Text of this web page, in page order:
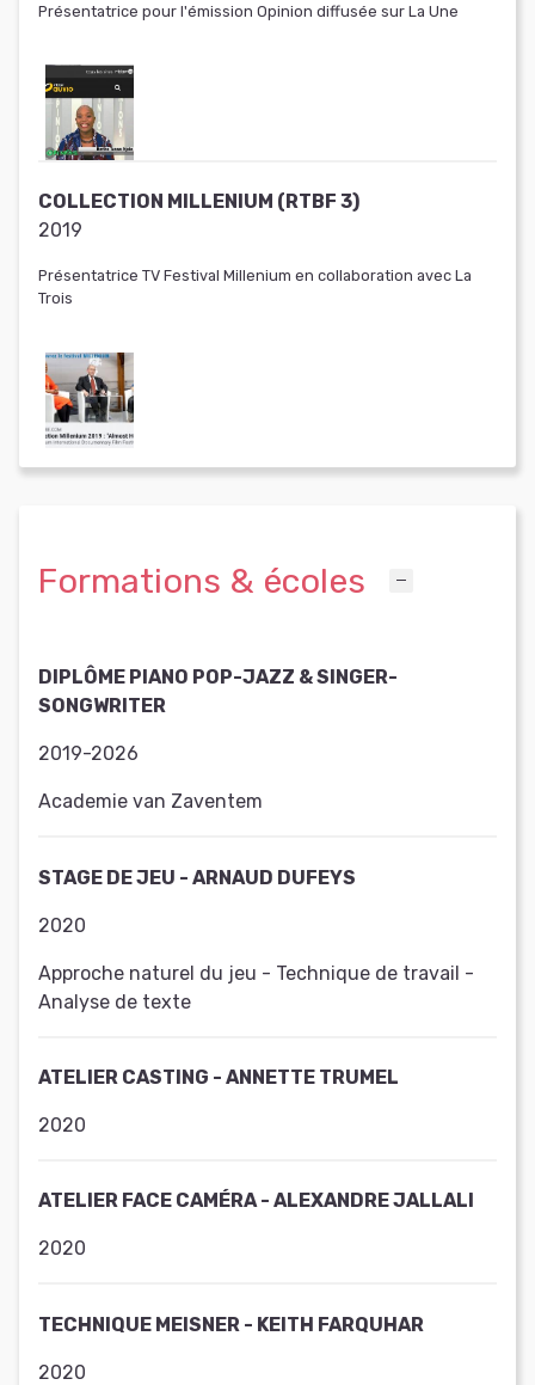
Présentatrice pour l'émission Opinion diffusée sur La Une
COLLECTION MILLENIUM (RTBF 3)
2019
Présentatrice TV Festival Millenium en collaboration avec La
Trois
Formations & écoles
DIPLÔME PIANO POP-JAZZ & SINGER-
SONGWRITER
2019-2026
Academie van Zaventem
STAGE DE JEU - ARNAUD DUFEYS
2020
Approche naturel du jeu - Technique de travail -
Analyse de texte
ATELIER CASTING - ANNETTE TRUMEL
2020
ATELIER FACE CAMÉRA - ALEXANDRE JALLALI
2020
TECHNIQUE MEISNER - KEITH FARQUHAR
2020